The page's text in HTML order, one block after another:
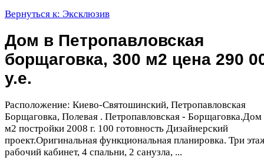
Вернуться к: Эксклюзив
Дом в Петропавловская
борщаговка, 300 м2 цена 290
у.е.
Расположение: Киево-Святошинский, Петропавловская
Борщаговка, Полевая . Петропавловская - Борщаговка.Дом
м2 постройки 2008 г. 100 готовность Дизайнерский
проект.Оригинальная функциональная планировка. Три
рабочий кабинет, 4 спальни, 2 санузла, ...